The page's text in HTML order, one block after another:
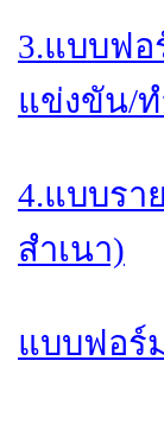
3.แบบฟอ
แข่งขัน/
4.แบบรา
สำเนา)
แบบฟอร์